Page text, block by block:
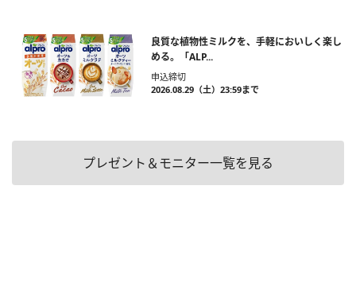
良質な植物性ミルクを、手軽においしく楽し
める。「ALP...
申込締切
2026.08.29（土）23:59まで
プレゼント＆モニター一覧を見る